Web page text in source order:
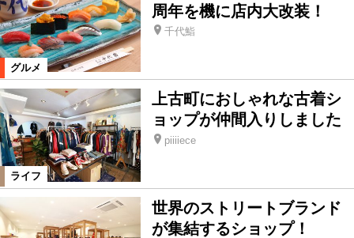
新潟ブランド マネー
スペシャル
編集部連載 本誌関連ネタ
その他 イベント
エンタテインメント イベント
グルメ
周年を機に店内大改装！
千代鮨
ライフ
上古町におしゃれな古着シ
ョップが仲間入りしました
piiiiece
世界のストリートブランド
が集結するショップ！